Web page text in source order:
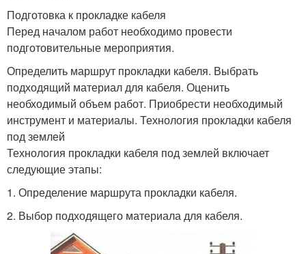
Подготовка к прокладке кабеля
Перед началом работ необходимо провести
подготовительные мероприятия.
Определить маршрут прокладки кабеля. Выбрать
подходящий материал для кабеля. Оценить
необходимый объем работ. Приобрести необходимый
инструмент и материалы. Технология прокладки кабеля
под землей
Технология прокладки кабеля под землей включает
следующие этапы:
1. Определение маршрута прокладки кабеля.
2. Выбор подходящего материала для кабеля.